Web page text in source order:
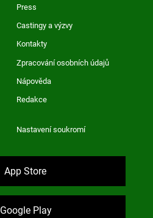
Press
Castingy a výzvy
Kontakty
Zpracování osobních údajů
Nápověda
Redakce
Nastavení soukromí
App Store
Google Play